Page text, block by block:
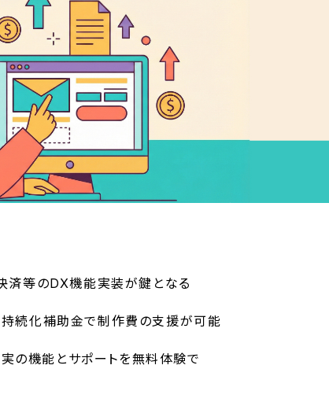
済等のDX機能実装が鍵となる
続化補助金で制作費の支援が可能
の機能とサポートを無料体験で